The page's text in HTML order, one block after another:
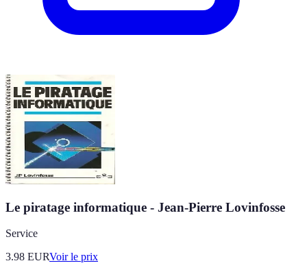
Le piratage informatique - Jean-Pierre Lovinfosse
Service
3.98 EURVoir le prix